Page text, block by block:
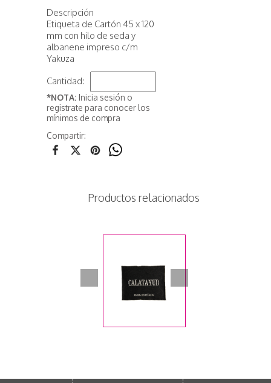
Descripción
Etiqueta de Cartón 45 x 120
mm con hilo de seda y
albanene impreso c/m
Yakuza
Cantidad:
*NOTA: Inicia sesión o
registrate para conocer los
mínimos de compra
Compartir:
Productos relacionados